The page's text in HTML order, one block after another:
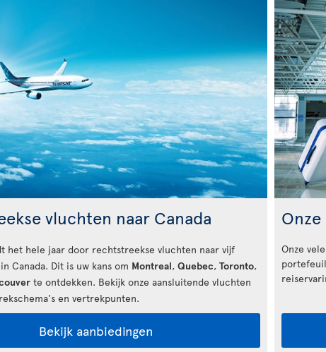
vluchten naar Canada
het hele jaar door rechtstreekse vluchten naar vijf
Canada. Dit is uw kans om Montreal, Quebec, Toronto,
te ontdekken. Bekijk onze aansluitende vluchten
en vertrekpunten.
Bekijk aanbiedingen
Onze